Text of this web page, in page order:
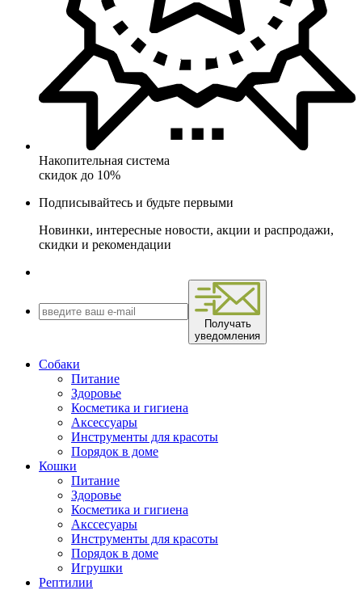
Накопительная система
скидок до 10%
Подписывайтесь и будьте первыми
Новинки, интересные новости, акции и распродажи,
скидки и рекомендации
Получать
уведомления
Собаки
Питание
Здоровье
Косметика и гигиена
Аксессуары
Инструменты для красоты
Порядок в доме
Кошки
Питание
Здоровье
Косметика и гигиена
Акссесуары
Инструменты для красоты
Порядок в доме
Игрушки
Рептилии